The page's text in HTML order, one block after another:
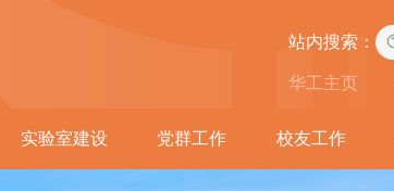
站内搜索：
华工主页
实验室建设 党群工作 校友工作